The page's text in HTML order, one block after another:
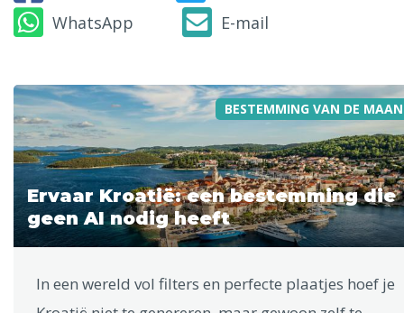
WhatsApp
E-mail
BESTEMMING VAN DE
Ervaar Kroatië: een bestemming die
geen AI nodig heeft
In een wereld vol filters en perfecte plaatjes hoef je